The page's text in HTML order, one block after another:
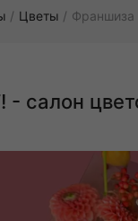
Цветы
салон